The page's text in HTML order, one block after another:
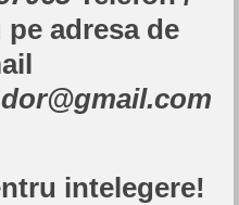
pentru evenimentele
Militari, Dumbolino
250 RON / ORA,
adresa de
intelegere!